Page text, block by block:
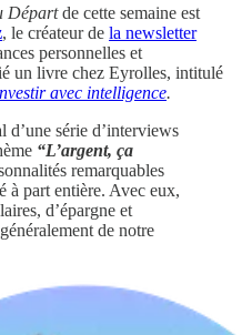
Départde cette semaine est
, le créateur de la newsletter
personnelles et
un livre chez Eyrolles, intitulé
avec intelligence.
série d’interviews
“L’argent, ça
remarquables
à part entière. Avec eux,
d’épargne et
de notre